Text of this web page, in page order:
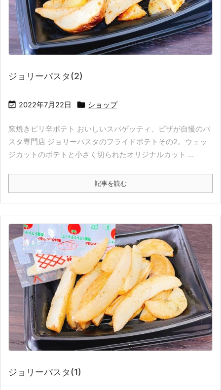
ジョリーパスタ(2)
 2022年7月22日  ショップ
窯焼きピリ辛ポテト おいしいスパゲッティ、ピザが自慢のパ
スタ専門店 ジョリーパスタのフライドポテトその2。ウェッ
ジカットのポテトと小さく切られたオリジナルカット ...
記事を読む
ジョリーパスタ(1)